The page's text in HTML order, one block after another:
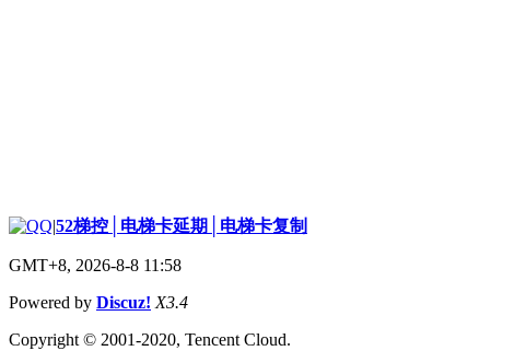
|52梯控│电梯卡延期│电梯卡复制
GMT+8, 2026-8-8 11:58
Powered by Discuz! X3.4
Copyright © 2001-2020, Tencent Cloud.